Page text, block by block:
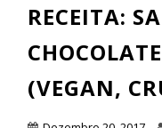
RECEITA:
(VEGAN,